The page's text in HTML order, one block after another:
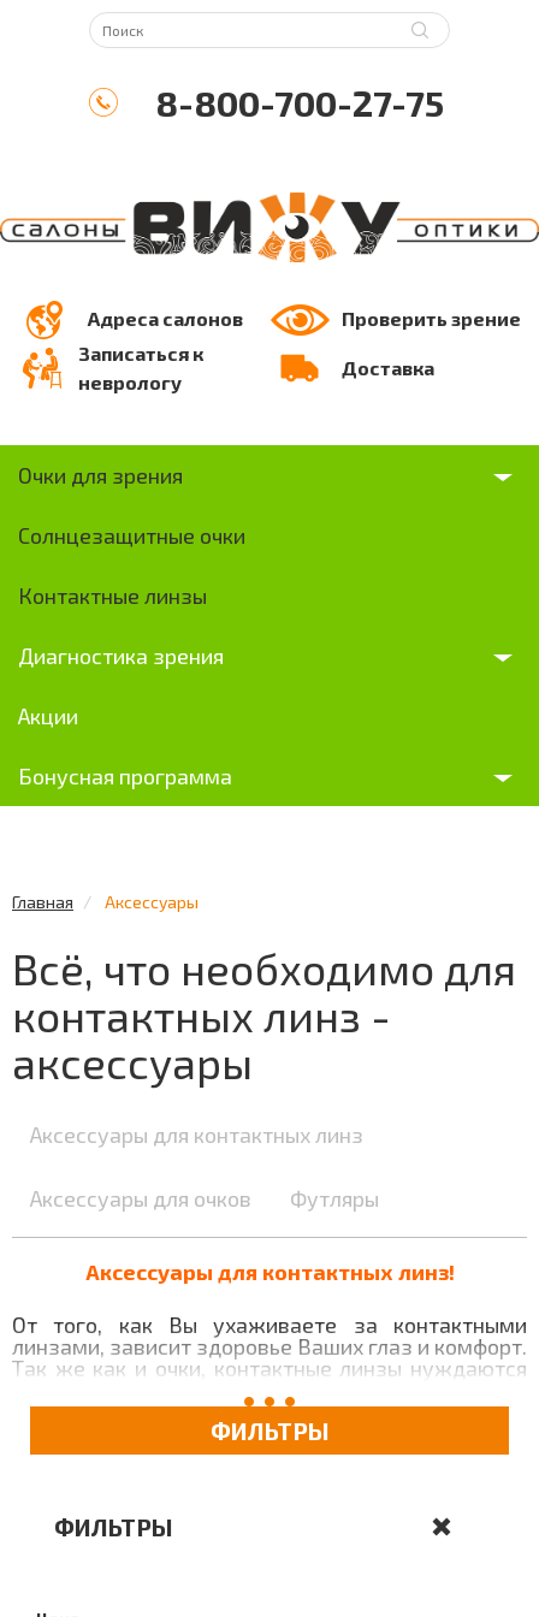
8-800-700-27-75
Адреса салонов
Проверить зрение
Записаться к
неврологу
Доставка
Очки для зрения
Солнцезащитные очки
Контактные линзы
Диагностика зрения
Акции
Бонусная программа
Главная Аксессуары
Всё, что необходимо для
контактных линз -
аксессуары
Аксессуары для контактных линз
Аксессуары для очков Футляры
Аксессуары для контактных линз!
От того, как Вы ухаживаете за контактными
линзами, зависит здоровье Ваших глаз и комфорт.
Так же как и очки, контактные линзы нуждаются
этих ежедневных целей Вам понадобятся
некоторые аксессуары для контактных линз.
Ежедневно необходимо промывать контейнер и
ФИЛЬТРЫ
ФИЛЬТРЫ